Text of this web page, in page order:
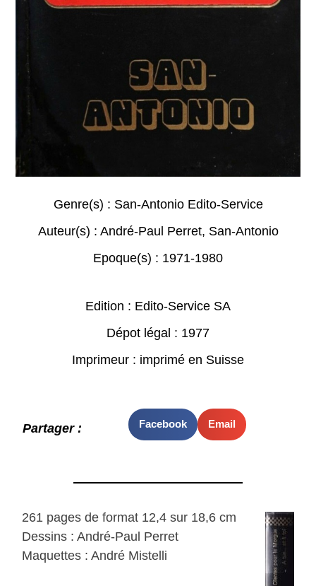
Genre(s) : San-Antonio Edito-Service
Auteur(s) : André-Paul Perret, San-Antonio
Epoque(s) : 1971-1980
Edition : Edito-Service SA
Dépot légal : 1977
Imprimeur : imprimé en Suisse
Partager : Facebook Email
261 pages de format 12,4 sur 18,6 cm
Dessins : André-Paul Perret
Maquettes : André Mistelli